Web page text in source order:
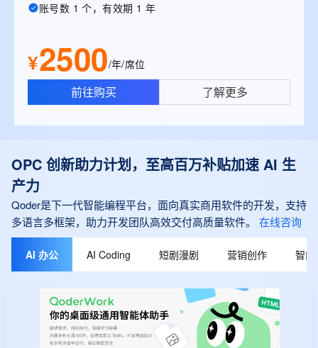
账号数 1 个，有效期 1 年
¥2500/年/席位
前往购买 了解更多
OPC 创新助力计划，至高百万补贴加速 AI 生
产力
Qoder是下一代智能编程平台，面向真实商用软件的开发，支持
多语言多框架，助力开发团队高效交付高质量软件。
在线咨询
AI 办公 AI Coding 短剧漫剧 营销创作 智能